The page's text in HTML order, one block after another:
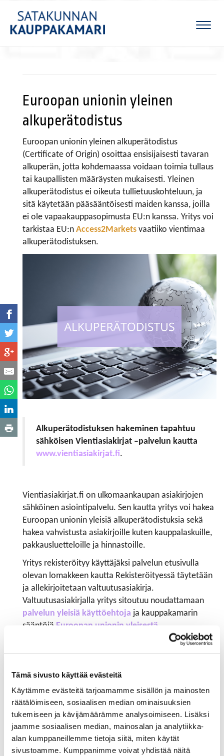
Tämä sivusto käyttää evästeitä
Käytämme evästeitä tarjoamamme sisällön ja mainosten
räätälöimiseen, sosiaalisen median ominaisuuksien
tukemiseen ja kävijämäärämme analysoimiseen. Lisäksi
jaamme sosiaalisen median, mainosalan ja analytiikka-
alan kumppaneillemme tietoja siitä, miten käytät
sivustoamme. Kumppanimme voivat yhdistää näitä
Euroopan unionin yleinen
alkuperätodistus
Euroopan unionin yleinen alkuperätodistus
(Certificate of Origin) osoittaa ensisijaisesti tavaran
alkuperän, jotta kohdemaassa voidaan toimia tullaus
tai kaupallisten määräysten mukaisesti. Yleinen
alkuperätodistus ei oikeuta tullietuuskohteluun, ja
sitä käytetään pääsääntöisesti maiden kanssa, joilla
ei ole vapaakauppasopimusta EU:n kanssa. Yritys voi
tarkistaa EU:n Access2Markets vaatiiko vientimaa
alkuperätodistuksen.
​​​​​​​Alkuperätodistuksen hakeminen tapahtuu
sähköisen Vientiasiakirjat –palvelun kautta
www.vientiasiakirjat.fi.
​​​​​​​Vientiasiakirjat.fi on ulkomaankaupan asiakirjojen
sähköinen asiointipalvelu. Sen kautta yritys voi hakea
Euroopan unionin yleisiä alkuperätodistuksia sekä
hakea vahvistusta asiakirjoille kuten kauppalaskuille,
pakkausluetteloille ja hinnastoille.
Yritys rekisteröityy käyttäjäksi palvelun etusivulla
olevan lomakkeen kautta Rekisteröityessä täytetään
ja allekirjoitetaan valtuutusasiakirja.
Valtuutusasiakirjalla yritys sitoutuu noudattamaan
palvelun yleisiä käyttöehtoja ja kauppakamarin
sääntöjä Euroopan unionin yleisestä
. Samalla yritys nimittää
käyttöoikeus on aina henkilökohtainen, eikä sitä saa
siirtää toiselle.
Akkreditoidut kauppakamarien toimihenkilöt
käsittelevät asiakirjahakemukset palvelussa
toimistoaikana. Palveluhinnasto on tallennettu
sivustolle.